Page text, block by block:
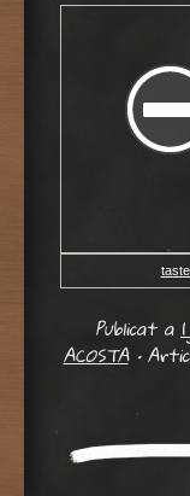
Publicat a
ACOSTA •